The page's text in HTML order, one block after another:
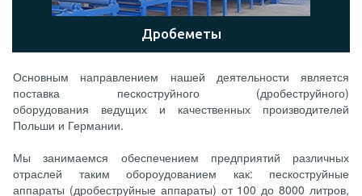
Дробеметы
Основным направлением нашей деятельности является
поставка пескоструйного (дробеструйного)
оборудования ведущих и качественных производителей
Польши и Германии.
Мы занимаемся обеспечением предприятий различных
отраслей таким обороудованием как: пескоструйные
аппараты (дробеструйные аппараты) от 100 до 8000 литров,